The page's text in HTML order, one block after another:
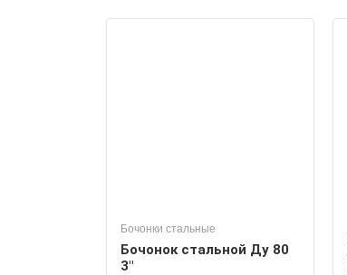
Бочонки стальные
Бочонок стальной Ду 80
3"